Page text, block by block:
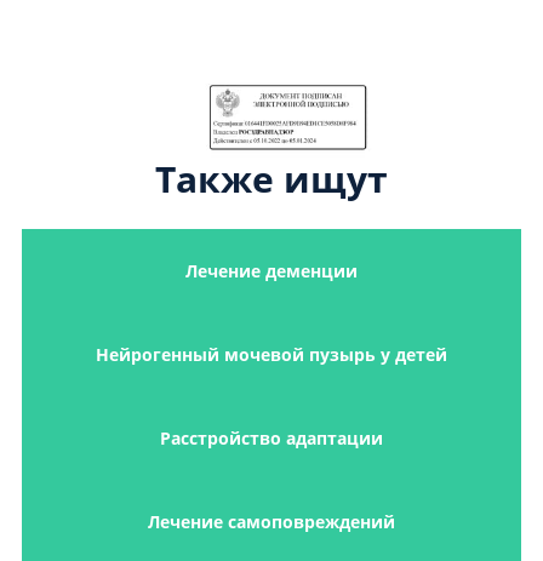
Также ищут
Лечение деменции
Нейрогенный мочевой пузырь у детей
Расстройство адаптации
Лечение самоповреждений